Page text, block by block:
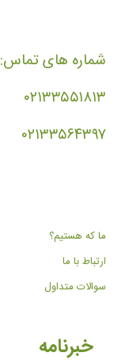
شماره های تماس:
۰۲۱۳۳۵۵۱۸۱۳
۰۲۱۳۳۵۶۴۳۹۷
ما که هستیم؟
ارتباط با ما
سوالات متداول
خبرنامه